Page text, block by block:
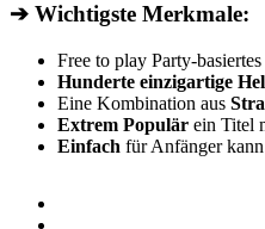
➔ Wichtigste Merkmale:
Free to play Party-
Hunderte einzigartige
Eine Kombination aus
Extrem Populär ein Titel
Einfach für Anfänger